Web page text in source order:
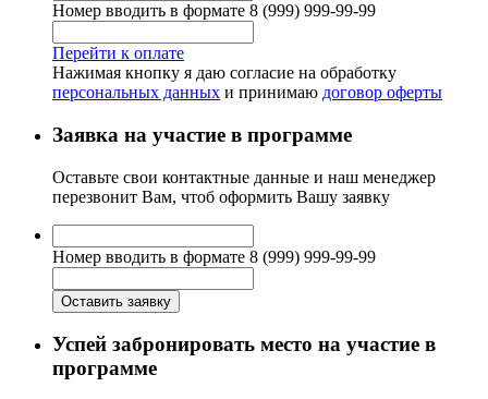
Номер вводить в формате 8 (999) 999-99-99
Перейти к оплате
Нажимая кнопку я даю согласие на обработку
персональных данных и принимаю договор оферты
Заявка на участие в программе
Оставьте свои контактные данные и наш менеджер
перезвонит Вам, чтоб оформить Вашу заявку
Номер вводить в формате 8 (999) 999-99-99
Успей забронировать место на участие в
программе